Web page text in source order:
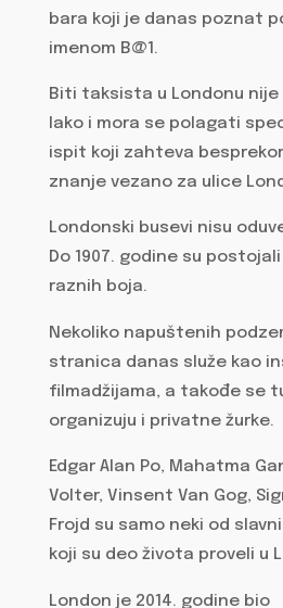
bara koji je danas poznat
imenom B@1.
Biti taksista u Londonu nije
lako i mora se polagati
ispit koji zahteva
znanje vezano za ulice
Londonski busevi nisu
Do 1907. godine su
raznih boja.
Nekoliko napuštenih
stranica danas služe kao
filmadžijama, a takođe se
organizuju i privatne žurke.
Edgar Alan Po, Mahatma
Volter, Vinsent Van Gog,
Frojd su samo neki od
koji su deo života proveli u
London je 2014. godine bio